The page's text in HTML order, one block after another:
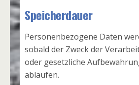
Speicherdauer
Personenbezogene Daten
sobald der Zweck der
oder gesetzliche
ablaufen.